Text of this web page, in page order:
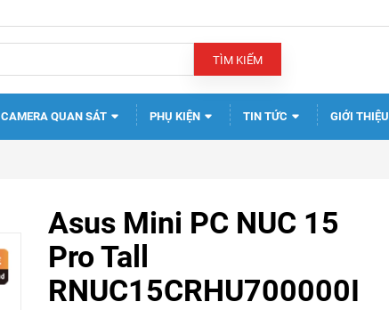
TÌM KIẾM
CAMERA QUAN SÁT PHỤ KIỆN TIN TỨC GIỚI THIỆU
Asus Mini PC NUC 15
Pro Tall
RNUC15CRHU700000I